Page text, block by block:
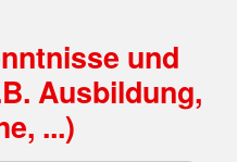
und
Ausbildung,
...)